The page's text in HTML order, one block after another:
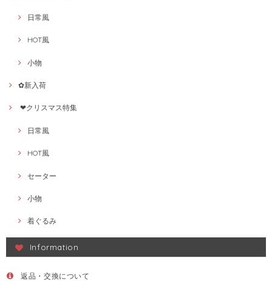
日常風
HOT風
小物
✿新入荷
❤クリスマス特集
日常風
HOT風
セーター
小物
着ぐるみ
Information
返品・交換について